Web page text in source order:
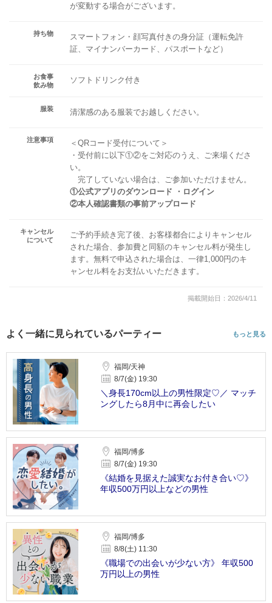
が変動する場合がございます。
持ち物
スマートフォン・顔写真付きの身分証（運転免許
証、マイナンバーカード、パスポートなど）
お食事
飲み物
ソフトドリンク付き
服装 清潔感のある服装でお越しください。
注意事項
＜QRコード受付について＞
・受付前に以下①②をご対応のうえ、ご来場くださ
い。
完了していない場合は、ご参加いただけません。
①公式アプリのダウンロード ・ログイン
②本人確認書類の事前アップロード
キャンセル
について
ご予約手続き完了後、お客様都合によりキャンセル
された場合、参加費と同額のキャンセル料が発生し
ます。無料で申込された場合は、一律1,000円のキ
ャンセル料をお支払いいただきます。
掲載開始日：2026/4/11
よく一緒に見られているパーティー もっと見る
福岡/天神
8/7(金) 19:30
＼身長170cm以上の男性限定♡／ マッチ
ングしたら8月中に再会したい
福岡/博多
8/7(金) 19:30
《結婚を見据えた誠実なお付き合い♡》
年収500万円以上などの男性
福岡/博多
8/8(土) 11:30
《職場での出会いが少ない方》 年収500
万円以上の男性